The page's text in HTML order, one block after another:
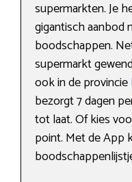
supermarkten. Je
gigantisch aanbod
boodschappen.
supermarkt
ook in de provincie
bezorgt 7 dagen
tot laat. Of kies
point. Met de App